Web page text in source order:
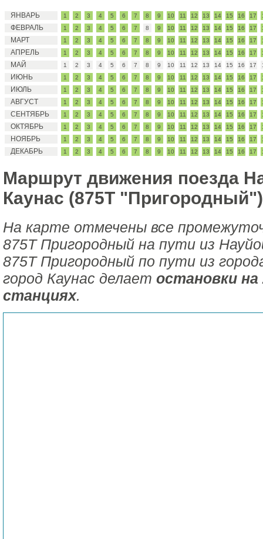
ЯНВАРЬ 1 2 3 4 5 6 7 8 9 10 11 12 13 14 15 16 17
ФЕВРАЛЬ 1 2 3 4 5 6 7 8 9 10 11 12 13 14 15 16 17
МАРТ 1 2 3 4 5 6 7 8 9 10 11 12 13 14 15 16 17
АПРЕЛЬ 1 2 3 4 5 6 7 8 9 10 11 12 13 14 15 16 17
МАЙ 1 2 3 4 5 6 7 8 9 10 11 12 13 14 15 16 17
ИЮНЬ 1 2 3 4 5 6 7 8 9 10 11 12 13 14 15 16 17
ИЮЛЬ 1 2 3 4 5 6 7 8 9 10 11 12 13 14 15 16 17
АВГУСТ 1 2 3 4 5 6 7 8 9 10 11 12 13 14 15 16 17
СЕНТЯБРЬ 1 2 3 4 5 6 7 8 9 10 11 12 13 14 15 16 17
ОКТЯБРЬ 1 2 3 4 5 6 7 8 9 10 11 12 13 14 15 16 17
НОЯБРЬ 1 2 3 4 5 6 7 8 9 10 11 12 13 14 15 16 17
ДЕКАБРЬ 1 2 3 4 5 6 7 8 9 10 11 12 13 14 15 16 17
Маршрут движения поезда
Каунас (875Т
На карте отмечены все
875Т Пригородный на пути из
875Т Пригородный по пути из
город Каунас делает остановки
станциях.